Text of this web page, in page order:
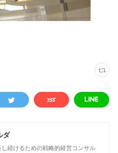
ダ
続けるための戦略的経営コンサル